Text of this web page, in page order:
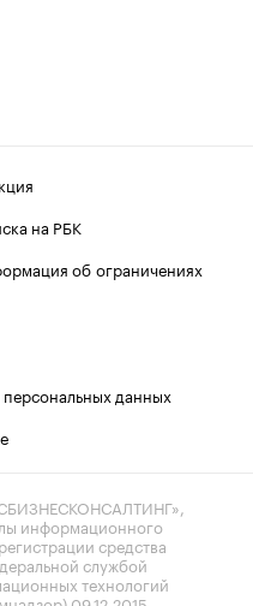
на РБК
об ограничениях
данных
информационного
средства
службой
технологий